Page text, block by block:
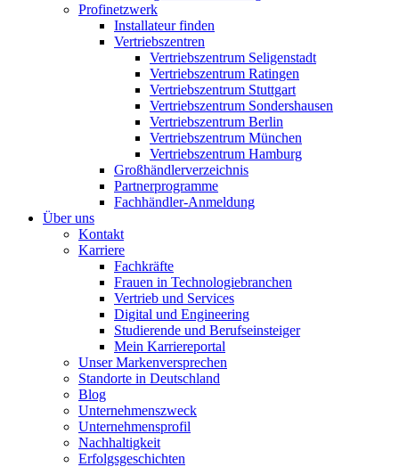
Profinetzwerk
Installateur finden
Vertriebszentren
Vertriebszentrum Seligenstadt
Vertriebszentrum Ratingen
Vertriebszentrum Stuttgart
Vertriebszentrum Sondershausen
Vertriebszentrum Berlin
Vertriebszentrum München
Vertriebszentrum Hamburg
Großhändlerverzeichnis
Partnerprogramme
Fachhändler-Anmeldung
Über uns
Kontakt
Karriere
Fachkräfte
Frauen in Technologiebranchen
Vertrieb und Services
Digital und Engineering
Studierende und Berufseinsteiger
Mein Karriereportal
Unser Markenversprechen
Standorte in Deutschland
Blog
Unternehmenszweck
Unternehmensprofil
Nachhaltigkeit
Erfolgsgeschichten